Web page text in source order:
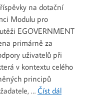
na dotační
Modulu pro
EGOVERNMENT
primárně za
uživatelů při
v kontextu celého
principů
… Číst dál